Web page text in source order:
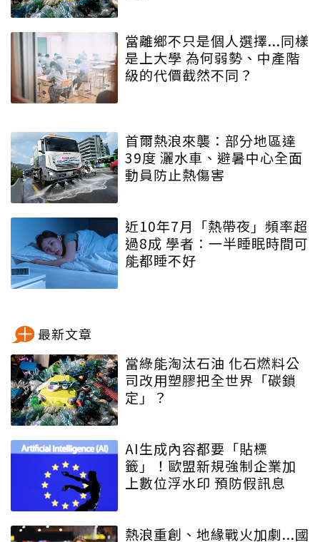
當離鄉不只是個人選擇...同樣
是上大學 為何弱勢、中產階
級的代價截然不同？
首爾熱浪來襲：部分地區達
39度 灑水車、避暑中心全面
動員防止熱傷害
近10年7月「熱帶夜」頻率超
過8成 學者：一半睡眠時間可
能都睡不好
最新文章
當綠能淘汰石油 化石燃料公
司改用塑膠把全世界「碳鎖
定」？
AI生成內容都要「貼標
籤」！歐盟新規強制企業加
上數位浮水印 預防假訊息
熱浪重創、地緣戰火加劇...國